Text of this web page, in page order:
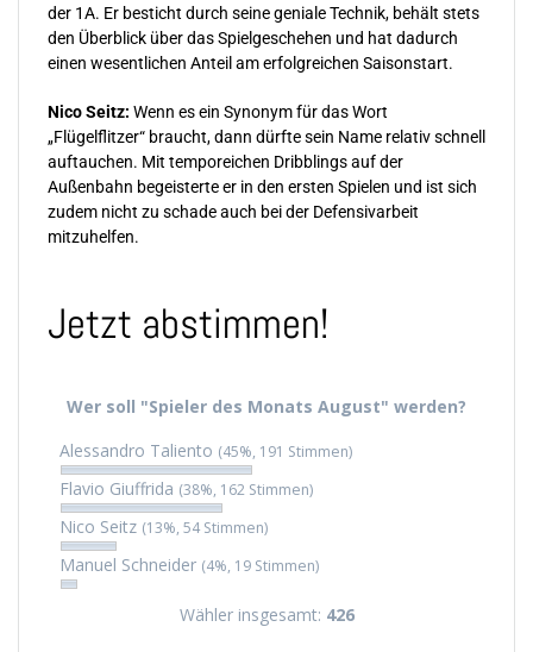
der 1A. Er besticht durch seine geniale Technik, behält stets
den Überblick über das Spielgeschehen und hat dadurch
einen wesentlichen Anteil am erfolgreichen Saisonstart.
Nico Seitz: Wenn es ein Synonym für das Wort
„Flügelflitzer“ braucht, dann dürfte sein Name relativ schnell
auftauchen. Mit temporeichen Dribblings auf der
Außenbahn begeisterte er in den ersten Spielen und ist sich
zudem nicht zu schade auch bei der Defensivarbeit
mitzuhelfen.
Jetzt abstimmen!
Wer soll "Spieler des Monats August" werden?
Alessandro Taliento (45%, 191 Stimmen)
Flavio Giuffrida (38%, 162 Stimmen)
Nico Seitz (13%, 54 Stimmen)
Manuel Schneider (4%, 19 Stimmen)
Wähler insgesamt: 426